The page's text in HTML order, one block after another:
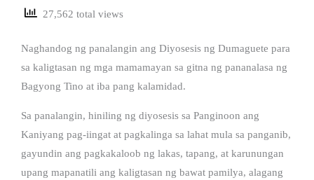
27,562 total views
Naghandog ng panalangin ang Diyosesis ng Dumaguete para
sa kaligtasan ng mga mamamayan sa gitna ng pananalasa ng
Bagyong Tino at iba pang kalamidad.
Sa panalangin, hiniling ng diyosesis sa Panginoon ang
Kaniyang pag-iingat at pagkalinga sa lahat mula sa panganib,
gayundin ang pagkakaloob ng lakas, tapang, at karunungan
upang mapanatili ang kaligtasan ng bawat pamilya, alagang